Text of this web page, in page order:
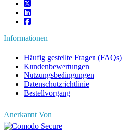
Informationen
Häufig gestellte Fragen (FAQs)
Kundenbewertungen
Nutzungsbedingungen
Datenschutzrichtlinie
Bestellvorgang
Anerkannt Von